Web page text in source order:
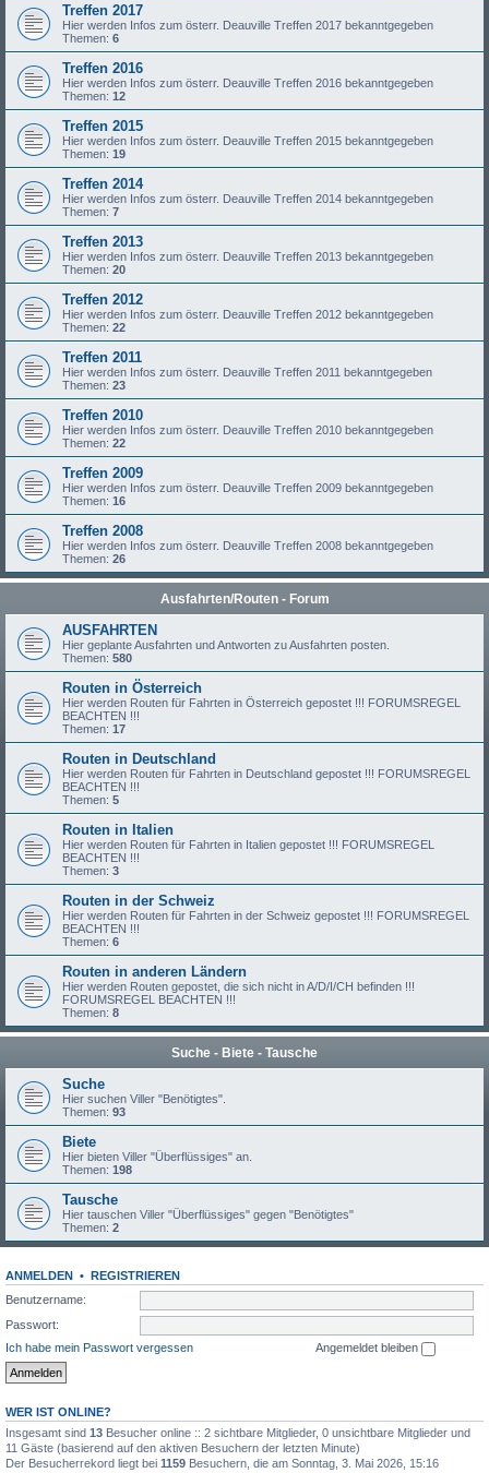
Treffen 2017
Hier werden Infos zum österr. Deauville Treffen 2017 bekanntgegeben
Themen: 6
Treffen 2016
Hier werden Infos zum österr. Deauville Treffen 2016 bekanntgegeben
Themen: 12
Treffen 2015
Hier werden Infos zum österr. Deauville Treffen 2015 bekanntgegeben
Themen: 19
Treffen 2014
Hier werden Infos zum österr. Deauville Treffen 2014 bekanntgegeben
Themen: 7
Treffen 2013
Hier werden Infos zum österr. Deauville Treffen 2013 bekanntgegeben
Themen: 20
Treffen 2012
Hier werden Infos zum österr. Deauville Treffen 2012 bekanntgegeben
Themen: 22
Treffen 2011
Hier werden Infos zum österr. Deauville Treffen 2011 bekanntgegeben
Themen: 23
Treffen 2010
Hier werden Infos zum österr. Deauville Treffen 2010 bekanntgegeben
Themen: 22
Treffen 2009
Hier werden Infos zum österr. Deauville Treffen 2009 bekanntgegeben
Themen: 16
Treffen 2008
Hier werden Infos zum österr. Deauville Treffen 2008 bekanntgegeben
Themen: 26
Ausfahrten/Routen - Forum
AUSFAHRTEN
Hier geplante Ausfahrten und Antworten zu Ausfahrten posten.
Themen: 580
Routen in Österreich
Hier werden Routen für Fahrten in Österreich gepostet !!! FORUMSREGEL
BEACHTEN !!!
Themen: 17
Routen in Deutschland
Hier werden Routen für Fahrten in Deutschland gepostet !!! FORUMSREGEL
BEACHTEN !!!
Themen: 5
Routen in Italien
Hier werden Routen für Fahrten in Italien gepostet !!! FORUMSREGEL
BEACHTEN !!!
Themen: 3
Routen in der Schweiz
Hier werden Routen für Fahrten in der Schweiz gepostet !!! FORUMSREGEL
BEACHTEN !!!
Themen: 6
Routen in anderen Ländern
Hier werden Routen gepostet, die sich nicht in A/D/I/CH befinden !!!
FORUMSREGEL BEACHTEN !!!
Themen: 8
Suche - Biete - Tausche
Suche
Hier suchen Viller "Benötigtes".
Themen: 93
Biete
Hier bieten Viller "Überflüssiges" an.
Themen: 198
Tausche
Hier tauschen Viller "Überflüssiges" gegen "Benötigtes"
Themen: 2
ANMELDEN • REGISTRIEREN
Benutzername:
Passwort:
Ich habe mein Passwort vergessen
Angemeldet bleiben
WER IST ONLINE?
Insgesamt sind 13 Besucher online :: 2 sichtbare Mitglieder, 0 unsichtbare Mitglieder und
11 Gäste (basierend auf den aktiven Besuchern der letzten Minute)
Der Besucherrekord liegt bei 1159 Besuchern, die am Sonntag, 3. Mai 2026, 15:16